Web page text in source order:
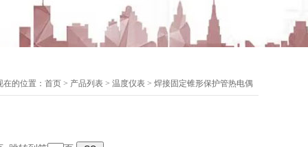
在的位置： 首页 > 产品列表 > 温度仪表 > 焊接固定锥形保护管热电偶